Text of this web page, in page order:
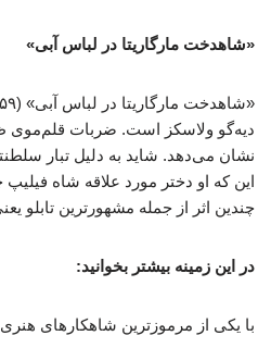
«شاهدخت مارگاریتا در لباس آبی»
دیه‌گو ولاسکز است. ضربات قلم‌موی
نشان می‌دهد. شاید به دلیل تبار
این که او دختر مورد علاقه شاه فیلیپ
چندین اثر از جمله مشهورترین تابلو
در این زمینه بیشتر بخوانید:
با یکی از مرموزترین شاهکارهای